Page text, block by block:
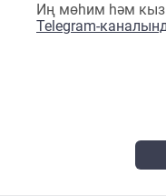
Иң мөһим һәм
Telegram-